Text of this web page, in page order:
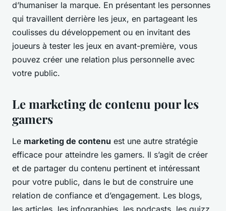
d’humaniser la marque. En présentant les personnes
qui travaillent derrière les jeux, en partageant les
coulisses du développement ou en invitant des
joueurs à tester les jeux en avant-première, vous
pouvez créer une relation plus personnelle avec
votre public.
Le marketing de contenu pour les
gamers
Le marketing de contenu est une autre stratégie
efficace pour atteindre les gamers. Il s’agit de créer
et de partager du contenu pertinent et intéressant
pour votre public, dans le but de construire une
relation de confiance et d’engagement. Les blogs,